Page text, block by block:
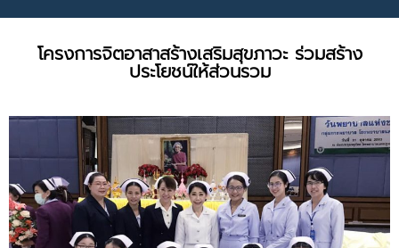
โครงการจิตอาสาสร้างเสริมสุขภาวะ ร่วมสร้าง
ประโยชน์ให้ส่วนรวม